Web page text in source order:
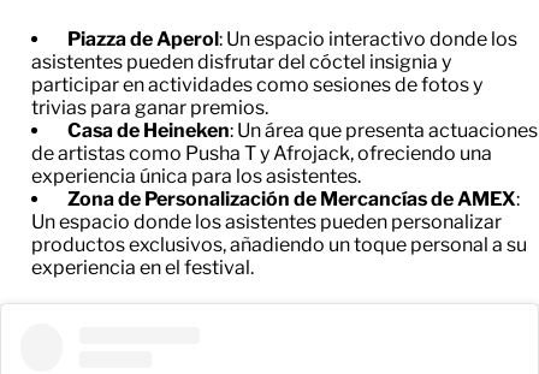
Piazza de Aperol: Un espacio interactivo donde los
asistentes pueden disfrutar del cóctel insignia y
participar en actividades como sesiones de fotos y
trivias para ganar premios.
Casa de Heineken: Un área que presenta actuaciones
de artistas como Pusha T y Afrojack, ofreciendo una
experiencia única para los asistentes.
Zona de Personalización de Mercancías de AMEX:
Un espacio donde los asistentes pueden personalizar
productos exclusivos, añadiendo un toque personal a su
experiencia en el festival.